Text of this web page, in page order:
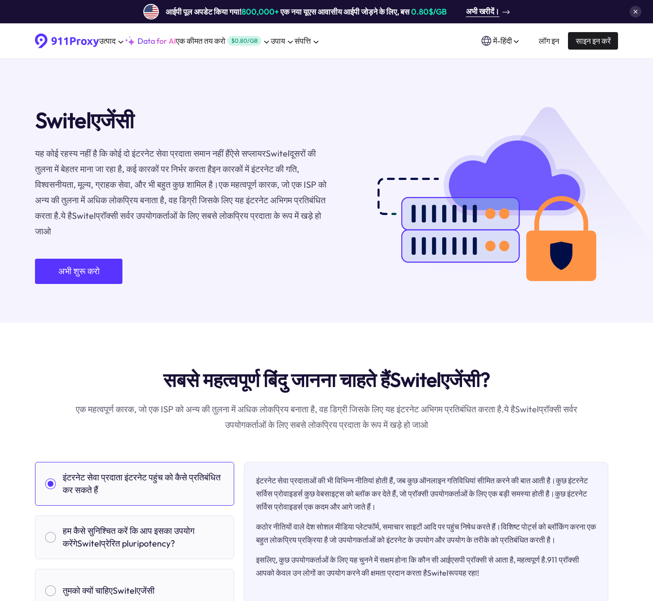
आईपी ​​पूल अपडेट किया गया!800,000+एक नया यूएस आवासीय आईपी जोड़ने के लिए, बस0.80$/GB अभी खरीदें।
उत्पाद Data for AIएक कीमत तय करो $0.80/GB उपाय संपत्ति में-हिंदी लॉग इन साइन इन करें
Switelएजेंसी
यह कोई रहस्य नहीं है कि कोई दो इंटरनेट सेवा प्रदाता समान नहीं हैंऐसे सप्लायरSwitelदूसरों की
तुलना में बेहतर माना जा रहा है, कई कारकों पर निर्भर करता हैइन कारकों में इंटरनेट की गति,
विश्वसनीयता, मूल्य, ग्राहक सेवा, और भी बहुत कुछ शामिल है।एक महत्वपूर्ण कारक, जो एक ISP को
अन्य की तुलना में अधिक लोकप्रिय बनाता है, वह डिग्री जिसके लिए यह इंटरनेट अभिगम प्रतिबंधित
करता है.ये हैSwitelप्रॉक्सी सर्वर उपयोगकर्ताओं के लिए सबसे लोकप्रिय प्रदाता के रूप में खड़े हो
जाओ
अभी शुरू करो
सबसे महत्वपूर्ण बिंदु जानना चाहते हैंSwitelएजेंसी?
एक महत्वपूर्ण कारक, जो एक ISP को अन्य की तुलना में अधिक लोकप्रिय बनाता है, वह डिग्री जिसके लिए यह इंटरनेट अभिगम प्रतिबंधित करता है.ये हैSwitelप्रॉक्सी सर्वर
उपयोगकर्ताओं के लिए सबसे लोकप्रिय प्रदाता के रूप में खड़े हो जाओ
इंटरनेट सेवा प्रदाता इंटरनेट पहुंच को कैसे प्रतिबंधित
कर सकते हैं
हम कैसे सुनिश्चित करें कि आप इसका उपयोग
करेंगेSwitelप्रेरित pluripotency?
तुमको क्यों चाहिएSwitelएजेंसी
इंटरनेट सेवा प्रदाताओं की भी विभिन्न नीतियां होती हैं, जब कुछ ऑनलाइन गतिविधियां सीमित करने की बात आती है।कुछ इंटरनेट
सर्विस प्रोवाइडर्स कुछ वेबसाइट्स को ब्लॉक कर देते हैं, जो प्रॉक्सी उपयोगकर्ताओं के लिए एक बड़ी समस्या होती है।कुछ इंटरनेट
सर्विस प्रोवाइडर्स एक कदम और आगे जाते हैं।
कठोर नीतियों वाले देश सोशल मीडिया प्लेटफॉर्म, समाचार साइटों आदि पर पहुंच निषेध करते हैं।विशिष्ट पोर्ट्स को ब्लॉकिंग करना एक
बहुत लोकप्रिय प्रक्रिया है जो उपयोगकर्ताओं को इंटरनेट के उपयोग और उपयोग के तरीके को प्रतिबंधित करती है।
इसलिए, कुछ उपयोगकर्ताओं के लिए यह चुनने में सक्षम होना कि कौन सी आईएसपी प्रॉक्सी से आता है, महत्वपूर्ण है.911 प्रॉक्सी
आपको केवल उन लोगों का उपयोग करने की क्षमता प्रदान करता हैSwitelरूपयह रहा!